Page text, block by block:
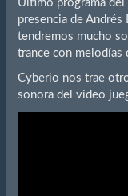
Último programa
presencia de
tendremos mucho
trance con melodías
Cyberio nos trae
sonora del video